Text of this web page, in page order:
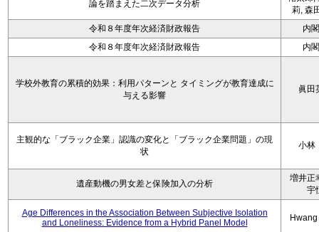
論を踏まえた二次データ分析
莉, 森
令和８年度年次経済財政報告
内
令和８年度年次経済財政報告
内
学校外教育の累積的効果：利用パターンと タイミングが教育達成に
与える影響
眞田
主観的な「ブラック企業」認識の変化と「ブラック企業問題」の現
状
小
遺産動機の男女差と保険加入の分析
増井正
宇
Age Differences in the Association Between Subjective Isolation
and Loneliness: Evidence from a Hybrid Panel Model